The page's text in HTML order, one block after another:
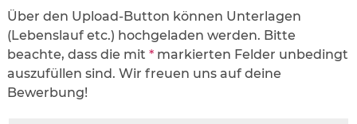
Über den Upload-Button können Unterlagen
(Lebenslauf etc.) hochgeladen werden. Bitte
beachte, dass die mit *markierten Felder unbedingt
auszufüllen sind. Wir freuen uns auf deine
Bewerbung!